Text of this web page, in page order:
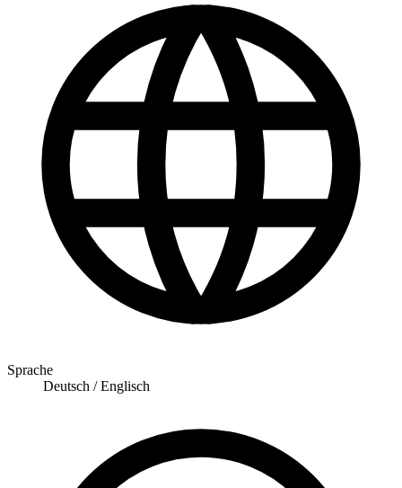
Sprache
Deutsch / Englisch